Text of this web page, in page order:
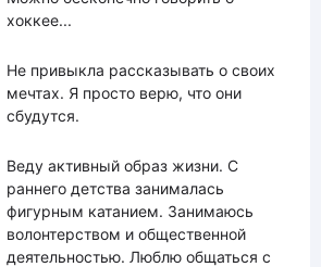
хоккее...
Не привыкла рассказывать о своих
мечтах. Я просто верю, что они
сбудутся.
Веду активный образ жизни. С
раннего детства занималась
фигурным катанием. Занимаюсь
волонтерством и общественной
деятельностью. Люблю общаться с